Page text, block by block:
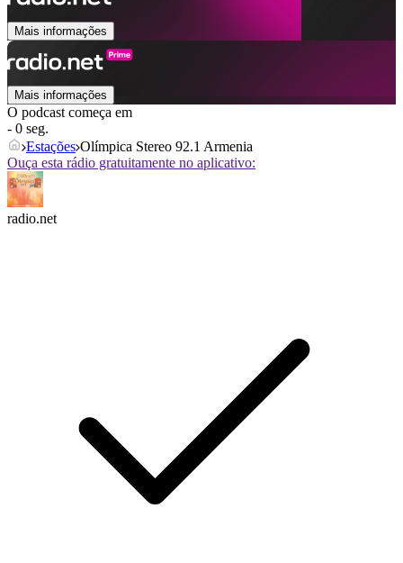
Mais informações
Mais informações
O podcast começa em
- 0 seg.
Estações Olímpica Stereo 92.1 Armenia
Ouça esta rádio gratuitamente no aplicativo:
radio.net